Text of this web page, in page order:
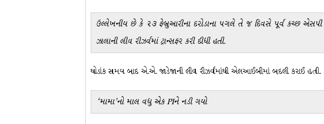
ઉલ્લેખનીય છે કે ૨૩ ફેબ્રુઆરીના દરોડાના પગલે તે જ દિવસે પૂર્વ કચ્છ
ઝાલાની લીવ રીઝર્વમાં ટ્રાન્સફર કરી દીધી હતી.
થોડાંક સમય બાદ એ.એ. જાડેજાની લીવ રીઝર્વમાંથી એલઆઈબીમાં બદલી કરાઈ હતી.
‘મામા’નો માલ વધુ એક PIને નડી ગયો